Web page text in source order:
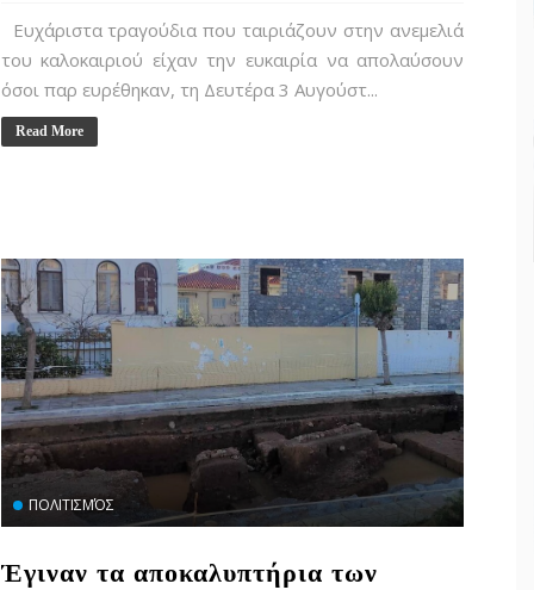
Ευχάριστα τραγούδια που ταιριάζουν στην ανεμελιά
του καλοκαιριού είχαν την ευκαιρία να απολαύσουν
όσοι παρ ευρέθηκαν, τη Δευτέρα 3 Αυγούστ...
Read More
ΠΟΛΙΤΙΣΜΌΣ
Έγιναν τα αποκαλυπτήρια των